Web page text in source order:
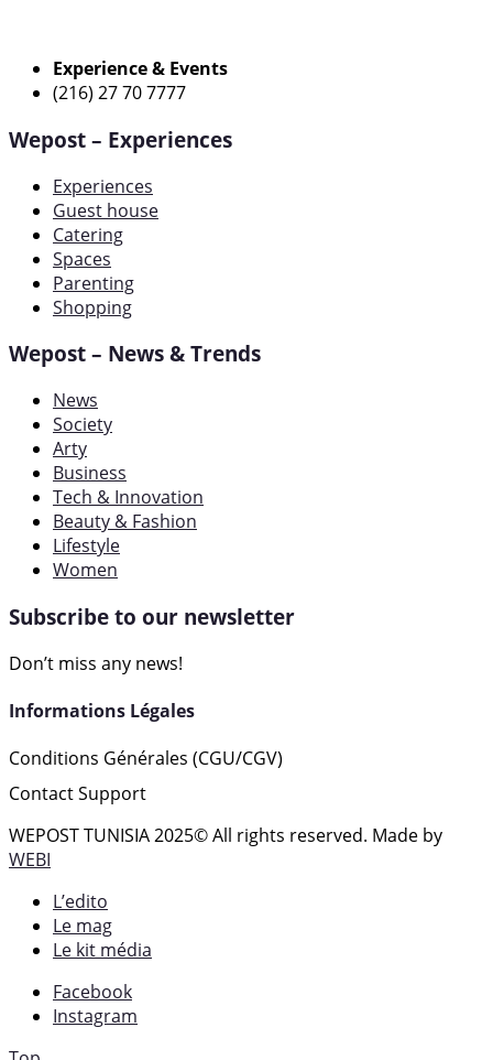
Experience & Events
(216) 27 70 7777
Wepost – Experiences
Experiences
Guest house
Catering
Spaces
Parenting
Shopping
Wepost – News & Trends
News
Society
Arty
Business
Tech & Innovation
Beauty & Fashion
Lifestyle
Women
Subscribe to our newsletter
Don’t miss any news!
Informations Légales
Conditions Générales (CGU/CGV)
Contact Support
WEPOST TUNISIA 2025© All rights reserved. Made by
WEBI
L’edito
Le mag
Le kit média
Facebook
Instagram